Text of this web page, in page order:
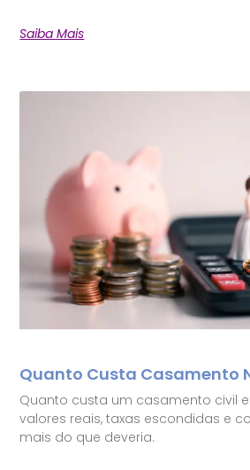
Saiba Mais
Quanto Custa Casamento
Quanto custa um casamento civil
valores reais, taxas escondidas e
mais do que deveria.